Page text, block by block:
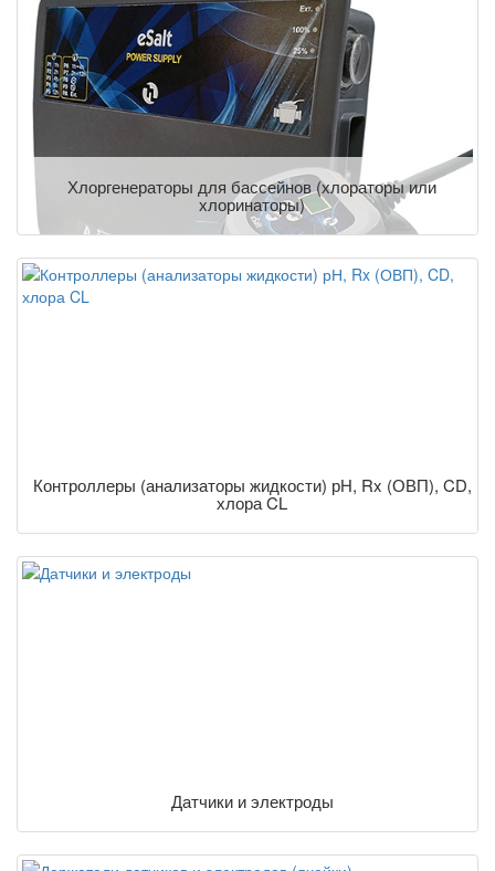
Хлоргенераторы для бассейнов (хлораторы или
хлоринаторы)
Контроллеры (анализаторы жидкости) рН, Rx (ОВП), CD,
хлора CL
Датчики и электроды